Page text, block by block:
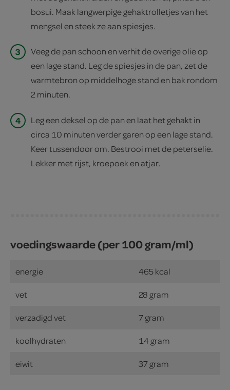
bosui. Maak langwerpige gehaktrolletjes van het
mengsel en steek ze aan spiesjes.
3
Veeg de pan schoon en verhit de overige olie op
een lage stand. Leg de spiesjes in de pan, zet de
warmtebron op middelhoge stand en bak rondom
2 minuten.
4
Leg een deksel op de pan en laat het gehakt in
circa 10 minuten verder garen op een lage stand.
Keer tussendoor om. Bestrooi met de peterselie.
Lekker met rijst, kroepoek en atjar.
voedingswaarde (per 100 gram/ml)
energie 465 kcal
vet 28 gram
verzadigd vet 7 gram
koolhydraten 14 gram
eiwit 37 gram